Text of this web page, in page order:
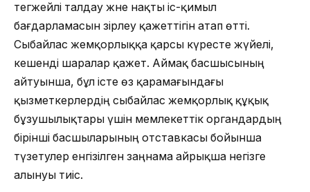
тегжейлі талдау және нақты іс-қимыл
бағдарламасын әзірлеу қажеттігін атап өтті.
Сыбайлас жемқорлыққа қарсы күресте жүйелі,
кешенді шаралар қажет. Аймақ басшысының
айтуынша, бұл істе өз қарамағындағы
қызметкерлердің сыбайлас жемқорлық құқық
бұзушылықтары үшін мемлекеттік органдардың
бірінші басшыларының отставкасы бойынша
түзетулер енгізілген заңнама айрықша негізге
алынуы тиіс.